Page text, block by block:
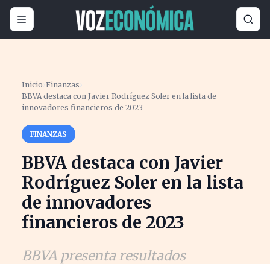
Inicio ›Finanzas ›
BBVA destaca con Javier Rodríguez Soler en la lista de
innovadores financieros de 2023
FINANZAS
BBVA destaca con Javier
Rodríguez Soler en la lista
de innovadores
financieros de 2023
BBVA presenta resultados